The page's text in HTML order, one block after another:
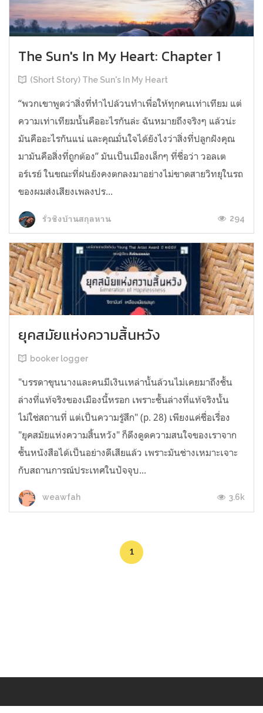
The Sun's In My Heart: Chapter 1
(Short Story) The Sun's In My Heart
“พวกเขาพูดว่าสิ่งที่ทำไปล้วนทำเพื่อให้ทุกคนเท่าเทียม แต่
ความเท่าเทียมนั้นคืออะไรกันล่ะ ฉันหมายถึงจริงๆ แล้วน่ะ
มันคืออะไรกันแน่ และคุณมั่นใจได้ยังไงว่าสิ่งที่ปลูกฝังคุณ
มามันคือสิ่งที่ถูกต้อง” มันเป็นเมืองเล็กๆ ที่ชื่อว่า วอลเต
อร์เรย์ ในขณะที่ฝนยังคงตกลงมาอย่างไม่ขาดสายวิทยุในรถ
ของผมส่งเสียงเพลงปร...
รั่วชิงบ้านสกุลหาน 294
ยุคสมัยแห่งความสิ้นหวัง
booker logger
"บรรดาขุนนางและคนมีเงินเหล่านั้นล้วนไม่เคยมาถึงชั้น
ล่างที่แท้จริงของเมืองนี้หรอก เพราะชั้นล่างที่แท้จริงนั้น
ไม่ใช่สถานที่ แต่เป็นความรู้สึก" (p. 28) เพียงแค่ชื่อเรื่อง
"ยุคสมัยแห่งความสิ้นหวัง" ก็ดึงดูดความสนใจของเราจาก
ชั้นหนังสือได้เป็นอย่างดีเสียแล้ว เพราะมันช่างเหมาะเจาะ
กับสถานการณ์ประเทศในปัจจุบ...
weawfah 3.6k
1